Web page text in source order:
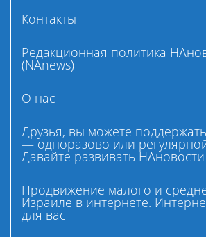
Контакты
Редакционная политика
(NAnews)
О нас
Друзья, вы можете
— одноразово или
Давайте развивать
Продвижение малого и
Израиле в интернете.
для вас